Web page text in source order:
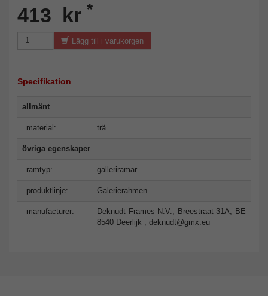
413 kr *
Lägg till i varukorgen
Specifikation
allmänt
material: trä
övriga egenskaper
ramtyp: galleriramar
produktlinje: Galerierahmen
manufacturer:
Deknudt Frames N.V., Breestraat 31A, BE
8540 Deerlijk , deknudt@gmx.eu